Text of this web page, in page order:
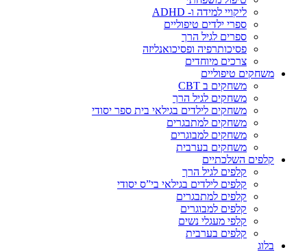
ליקויי למידה ו- ADHD
ספרי ילדים טיפוליים
ספרים לגיל הרך
פסיכותרפיה ופסיכואנליזה
צרכים מיוחדים
משחקים טיפוליים
משחקים ב CBT
משחקים לגיל הרך
משחקים לילדים בגילאי בית ספר יסודי
משחקים למתבגרים
משחקים למבוגרים
משחקים בערבית
קלפים השלכתיים
קלפים לגיל הרך
קלפים לילדים בגילאי בי”ס יסודי
קלפים למתבגרים
קלפים למבוגרים
קלפי מעגלי נשים
קלפים בערבית
בלוג